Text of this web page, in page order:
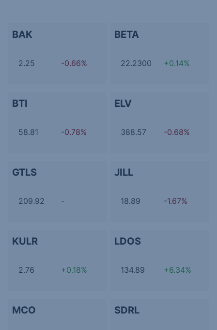
BAK
2.25 -0.66%
BETA
22.2300 +0.14%
BTI
58.81 -0.78%
ELV
388.57 -0.68%
GTLS
209.92 -
JILL
18.89 -1.67%
KULR
2.76 +0.18%
LDOS
134.89 +6.34%
MCO SDRL